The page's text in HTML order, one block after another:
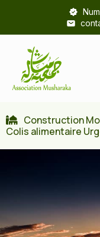
Construction
Colis alimentaire